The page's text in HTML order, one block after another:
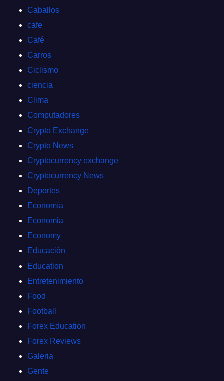
Caballos
cafe
Café
Carros
Ciclismo
ciencia
Clima
Computadores
Crypto Exchange
Crypto News
Cryptocurrency exchange
Cryptocurrency News
Deportes
Economía
Economia
Economy
Educación
Education
Entretenimiento
Food
Football
Forex Education
Forex Reviews
Galeria
Gente